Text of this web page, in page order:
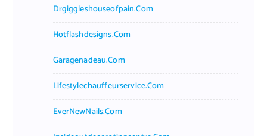
Drgiggleshouseofpain.com
Hotflashdesigns.com
Garagenadeau.com
Lifestylechauffeurservice.com
EverNewNails.com